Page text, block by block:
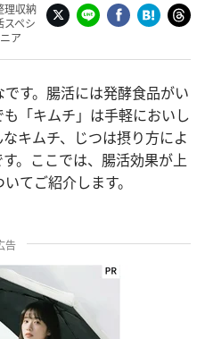
理収納
スペシ
ア
す。腸活には発酵食品がい
「キムチ」は手軽においし
キムチ、じつは摂り方によ
。ここでは、腸活効果が上
てご紹介します。
告